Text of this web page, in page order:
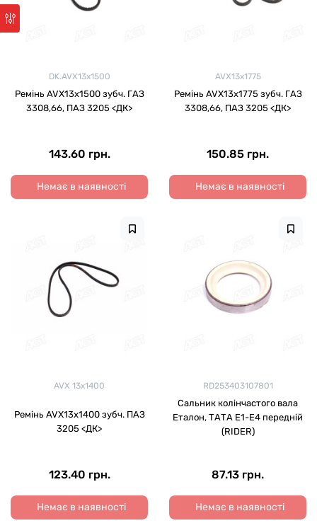
DK.AVX13x1500
Ремінь AVX13х1500 зубч. ГАЗ
3308,66, ПАЗ 3205 <ДК>
143.60 грн.
Немає в наявності
AVX13x1775
Ремінь AVX13х1775 зубч. ГАЗ
3308,66, ПАЗ 3205 <ДК>
150.85 грн.
Немає в наявності
AVX 13x1400
Ремінь AVХ13х1400 зубч. ПАЗ
3205 <ДК>
123.40 грн.
Немає в наявності
RD253403107801
Сальник колінчастого вала
Еталон, ТАТА Е1-Е4 передній
(RIDER)
87.13 грн.
Немає в наявності